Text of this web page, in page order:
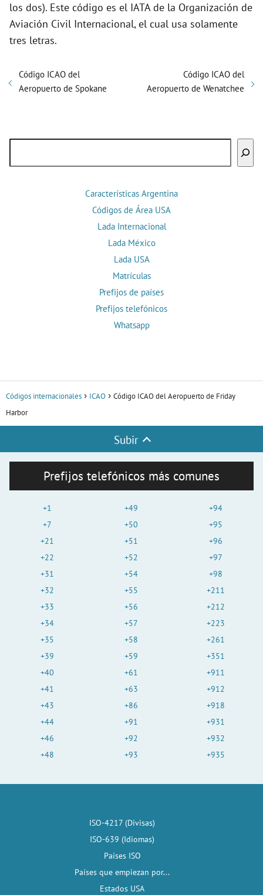
los dos). Este código es el IATA de la Organización de
Aviación Civil Internacional, el cual usa solamente
tres letras.
Código ICAO del
Aeropuerto de Spokane
Código ICAO del
Aeropuerto de Wenatchee
Características Argentina
Códigos de Área USA
Lada Internacional
Lada México
Lada USA
Matrículas
Prefijos de países
Prefijos telefónicos
Whatsapp
Códigos internacionales ICAO
Código ICAO del Aeropuerto de Friday
Harbor
Subir
Prefijos telefónicos más comunes
+1
+7
+21
+22
+31
+32
+33
+34
+35
+39
+40
+41
+43
+44
+46
+48
+49
+50
+51
+52
+54
+55
+56
+57
+58
+59
+61
+63
+86
+91
+92
+93
+94
+95
+96
+97
+98
+211
+212
+223
+261
+351
+911
+912
+918
+931
+932
+935
ISO-4217 (Divisas)
ISO-639 (Idiomas)
Países ISO
Países que empiezan por...
Estados USA